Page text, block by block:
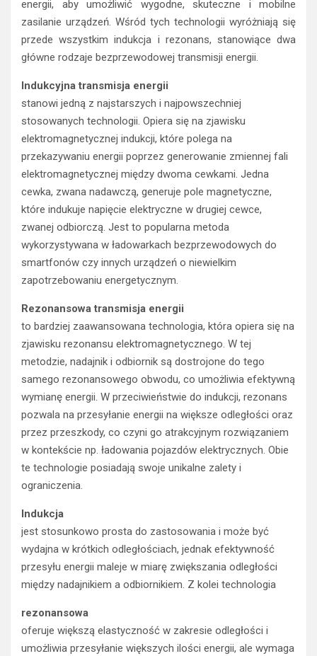
energii, aby umożliwić wygodne, skuteczne i mobilne
zasilanie urządzeń. Wśród tych technologii wyróżniają się
przede wszystkim indukcja i rezonans, stanowiące dwa
główne rodzaje bezprzewodowej transmisji energii.
Indukcyjna transmisja energii
stanowi jedną z najstarszych i najpowszechniej
stosowanych technologii. Opiera się na zjawisku
elektromagnetycznej indukcji, które polega na
przekazywaniu energii poprzez generowanie zmiennej fali
elektromagnetycznej między dwoma cewkami. Jedna
cewka, zwana nadawczą, generuje pole magnetyczne,
które indukuje napięcie elektryczne w drugiej cewce,
zwanej odbiorczą. Jest to popularna metoda
wykorzystywana w ładowarkach bezprzewodowych do
smartfonów czy innych urządzeń o niewielkim
zapotrzebowaniu energetycznym.
Rezonansowa transmisja energii
to bardziej zaawansowana technologia, która opiera się na
zjawisku rezonansu elektromagnetycznego. W tej
metodzie, nadajnik i odbiornik są dostrojone do tego
samego rezonansowego obwodu, co umożliwia efektywną
wymianę energii. W przeciwieństwie do indukcji, rezonans
pozwala na przesyłanie energii na większe odległości oraz
przez przeszkody, co czyni go atrakcyjnym rozwiązaniem
w kontekście np. ładowania pojazdów elektrycznych. Obie
te technologie posiadają swoje unikalne zalety i
ograniczenia.
Indukcja
jest stosunkowo prosta do zastosowania i może być
wydajna w krótkich odległościach, jednak efektywność
przesyłu energii maleje w miarę zwiększania odległości
między nadajnikiem a odbiornikiem. Z kolei technologia
rezonansowa
oferuje większą elastyczność w zakresie odległości i
umożliwia przesyłanie większych ilości energii, ale wymaga